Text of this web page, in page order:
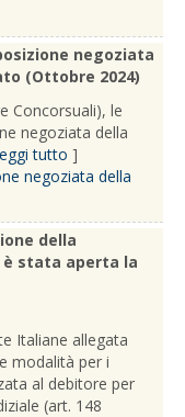
negoziata
(Ottobre 2024)
Concorsuali), le
negoziata della
tutto ]
negoziata della
della
è stata aperta la
Italiane allegata
modalità per i
al debitore per
(art. 148